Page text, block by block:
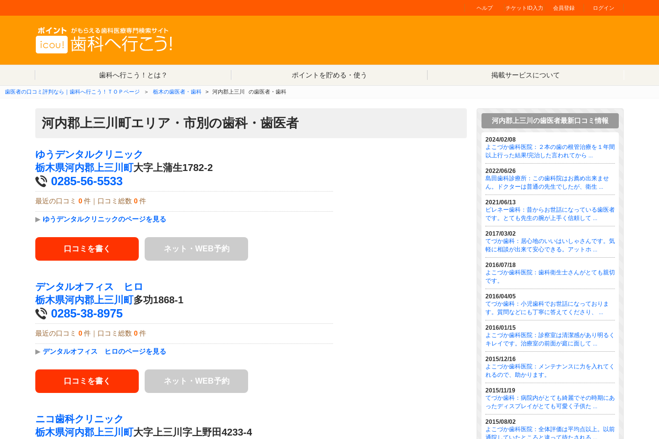
ヘルプ チケットID入力 会員登録 ログイン
歯科へ行こう！とは？
ポイントを貯める・使う 掲載サービスについて
歯医者の口コミ評判なら｜歯科へ行こう！ＴＯＰページ ＞ 栃木の歯医者・歯科 > 河内郡上三川 の歯医者・歯科
河内郡上三川町エリア・市別の歯科・歯医者
ゆうデンタルクリニック
栃木県河内郡上三川町大字上蒲生1782-2
0285-56-5533
最近の口コミ 0 件｜口コミ総数 0 件
▶ ゆうデンタルクリニックのページを見る
口コミを書く ネット・WEB予約
デンタルオフィス ヒロ
栃木県河内郡上三川町多功1868-1
0285-38-8975
最近の口コミ 0 件｜口コミ総数 0 件
▶ デンタルオフィス ヒロのページを見る
口コミを書く ネット・WEB予約
ニコ歯科クリニック
栃木県河内郡上三川町大字上三川字上野田4233-4
河内郡上三川の歯医者最新口コミ情報
2024/02/08
よこづか歯科医院：２本の歯の根管治療を１年間
以上行った結果!完治した言われてから ...
2022/06/26
島田歯科診療所：この歯科院はお薦め出来ませ
ん。ドクターは普通の先生でしたが、衛生 ...
2021/06/13
ピレネー歯科：昔からお世話になっている歯医者
です。とても先生の腕が上手く信頼して ...
2017/03/02
てづか歯科：居心地のいいはいしゃさんです。気
軽に相談が出来て安心できる。アットホ ...
2016/07/18
よこづか歯科医院：歯科衛生士さんがとても親切
です。
2016/04/05
てづか歯科：小児歯科でお世話になっておりま
す。質問などにも丁寧に答えてくださり、 ...
2016/01/15
よこづか歯科医院：診察室は清潔感があり明るく
キレイです。治療室の前面が庭に面して ...
2015/12/16
よこづか歯科医院：メンテナンスに力を入れてく
れるので、助かります。
2015/11/19
てづか歯科：病院内がとても綺麗でその時期にあ
ったディスプレイがとても可愛く子供た ...
2015/08/02
よこづか歯科医院：全体評価は平均点以上。以前